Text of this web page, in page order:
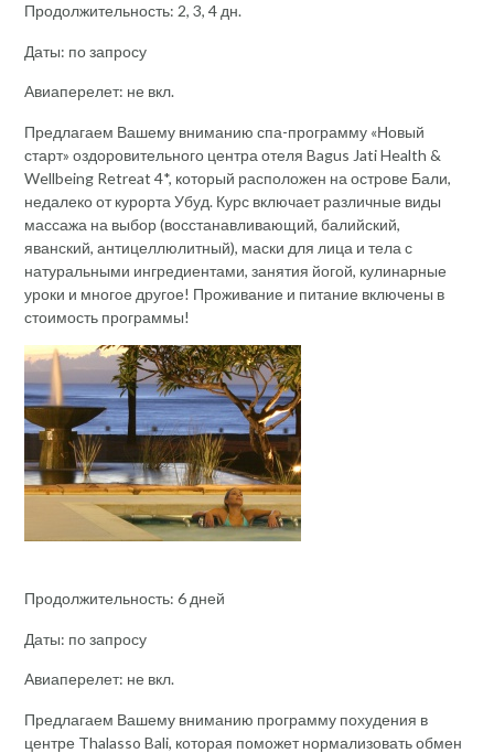
Продолжительность: 2, 3, 4 дн.
Даты: по запросу
Авиаперелет: не вкл.
Предлагаем Вашему вниманию спа-программу «Новый
старт» оздоровительного центра отеля Bagus Jati Health &
Wellbeing Retreat 4*, который расположен на острове Бали,
недалеко от курорта Убуд. Курс включает различные виды
массажа на выбор (восстанавливающий, балийский,
яванский, антицеллюлитный), маски для лица и тела с
натуральными ингредиентами, занятия йогой, кулинарные
уроки и многое другое! Проживание и питание включены в
стоимость программы!
Продолжительность: 6 дней
Даты: по запросу
Авиаперелет: не вкл.
Предлагаем Вашему вниманию программу похудения в
центре Thalasso Bali, которая поможет нормализовать обмен